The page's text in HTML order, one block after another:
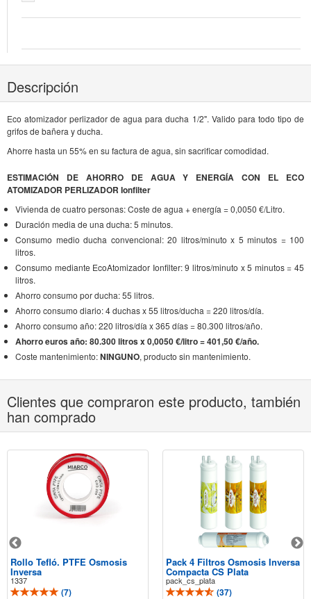
Descripción
Eco atomizador perlizador de agua para ducha 1/2". Valido para todo tipo de
grifos de bañera y ducha.
Ahorre hasta un 55% en su factura de agua, sin sacrificar comodidad.
ESTIMACIÓN DE AHORRO DE AGUA Y ENERGÍA CON EL ECO
ATOMIZADOR PERLIZADOR Ionfilter
Vivienda de cuatro personas: Coste de agua + energía = 0,0050 €/Litro.
Duración media de una ducha: 5 minutos.
Consumo medio ducha convencional: 20 litros/minuto x 5 minutos = 100
litros.
Consumo mediante EcoAtomizador Ionfilter: 9 litros/minuto x 5 minutos = 45
litros.
Ahorro consumo por ducha: 55 litros.
Ahorro consumo diario: 4 duchas x 55 litros/ducha = 220 litros/día.
Ahorro consumo año: 220 litros/día x 365 días = 80.300 litros/año.
Ahorro euros año: 80.300 litros x 0,0050 €/litro = 401,50 €/año.
Coste mantenimiento:NINGUNO, producto sin mantenimiento.
Clientes que compraron este producto, también
han comprado
Rollo Tefló. PTFE Osmosis
Inversa
1337
(7)
Pack 4 Filtros Osmosis Inversa
Compacta CS Plata
pack_cs_plata
(37)